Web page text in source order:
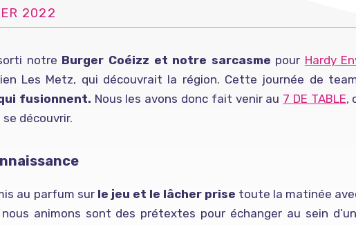
2022
notre Burger Coéizz et notre sarcasme pour Hardy
Les Metz, qui découvrait la région. Cette journée de
fusionnent. Nous les avons donc fait venir au 7 DE TABLE,
découvrir.
au parfum sur le jeu et le lâcher prise toute la matinée
animons sont des prétextes pour échanger au sein